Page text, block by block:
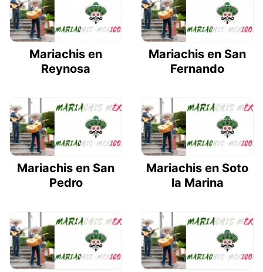
Mariachis en
Reynosa
Mariachis en San
Fernando
Mariachis en San
Pedro
Mariachis en Soto
la Marina